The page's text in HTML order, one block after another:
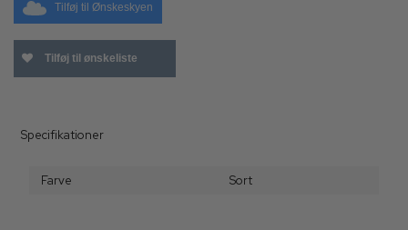
Tilføj til Ønskeskyen
Tilføj til ønskeliste
Specifikationer
Farve Sort